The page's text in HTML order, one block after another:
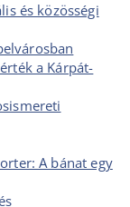
és közösségi
a Kárpát-
A bánat egy